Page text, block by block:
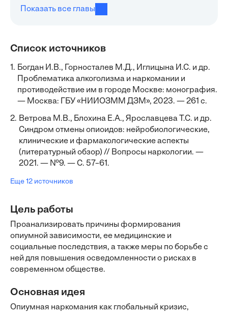
Показать все главы
Список источников
1. Богдан И.В., Горносталев М.Д., Иглицына И.С. и др.
Проблематика алкоголизма и наркомании и
противодействие им в городе Москве: монография.
— Москва: ГБУ «НИИОЗММ ДЗМ», 2023. — 261 с.
2. Ветрова М.В., Блохина Е.А., Ярославцева Т.С. и др.
Синдром отмены опиоидов: нейробиологические,
клинические и фармакологические аспекты
(литературный обзор) // Вопросы наркологии. —
2021. — №9. — С. 57–61.
Еще 12 источников
Цель работы
Проанализировать причины формирования
опиумной зависимости, ее медицинские и
социальные последствия, а также меры по борьбе с
ней для повышения осведомленности о рисках в
современном обществе.
Основная идея
Опиумная наркомания как глобальный кризис,